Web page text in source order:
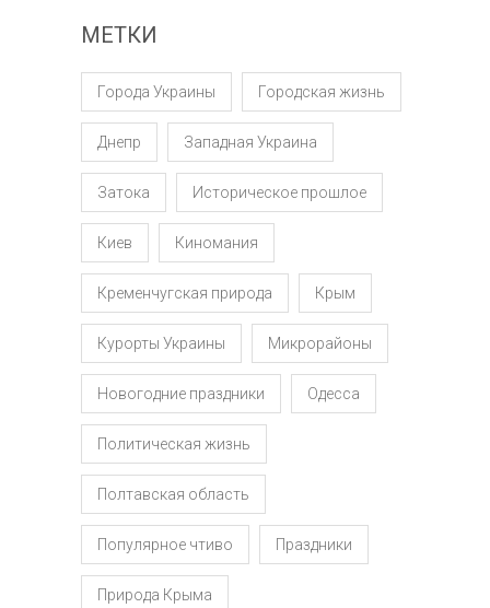
МЕТКИ
Города Украины Городская жизнь
Днепр Западная Украина
Затока Историческое прошлое
Киев Киномания
Кременчугская природа Крым
Курорты Украины Микрорайоны
Новогодние праздники Одесса
Политическая жизнь
Полтавская область
Популярное чтиво Праздники
Природа Крыма